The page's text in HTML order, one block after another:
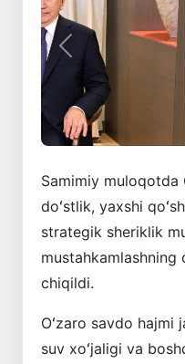
Oldingi
Samimiy muloqotda
doʻstlik, yaxshi
strategik sheriklik
mustahkamlashning
chiqildi.
Oʻzaro savdo hajmi
suv xoʻjaligi va